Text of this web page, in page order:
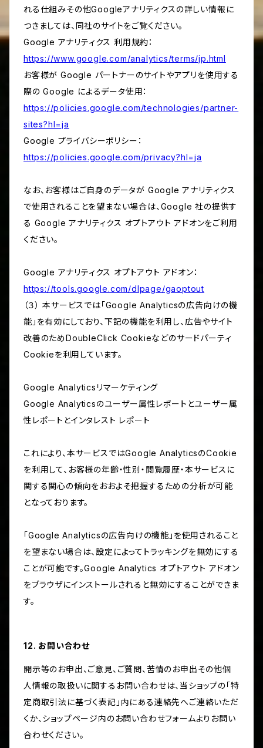
れる仕組みその他Googleアナリティクスの詳しい情報に
つきましては、同社のサイトをご覧ください。
Google アナリティクス 利用規約：
https://www.google.com/analytics/terms/jp.html
お客様が Google パートナーのサイトやアプリを使用する
際の Google によるデータ使用：
https://policies.google.com/technologies/partner-
sites?hl=ja
Google プライバシーポリシー：
https://policies.google.com/privacy?hl=ja
なお、お客様はご自身のデータが Google アナリティクス
で使用されることを望まない場合は、Google 社の提供す
る Google アナリティクス オプトアウト アドオンをご利用
ください。
Google アナリティクス オプトアウト アドオン：
https://tools.google.com/dlpage/gaoptout
（３） 本サービスでは「Google Analyticsの広告向けの機
能」を有効にしており、下記の機能を利用し、広告やサイト
改善のためDoubleClick Cookieなどのサードパーティ
Cookieを利用しています。
Google Analyticsリマーケティング
Google Analyticsのユーザー属性レポートとユーザー属
性レポートとインタレスト レポート
これにより、本サービスではGoogle AnalyticsのCookie
を利用して、お客様の年齢・性別・閲覧履歴・本サービスに
関する関心の傾向をおおよそ把握するための分析が可能
となっております。
「Google Analyticsの広告向けの機能」を使用されること
を望まない場合は、設定によってトラッキングを無効にする
ことが可能です。Google Analytics オプトアウト アドオン
をブラウザにインストールされると無効にすることができま
す。
12. お問い合わせ
開示等のお申出、ご意見、ご質問、苦情のお申出その他個
人情報の取扱いに関するお問い合わせは、当ショップの「特
定商取引法に基づく表記」内にある連絡先へご連絡いただ
くか、ショップページ内のお問い合わせフォームよりお問い
合わせください。